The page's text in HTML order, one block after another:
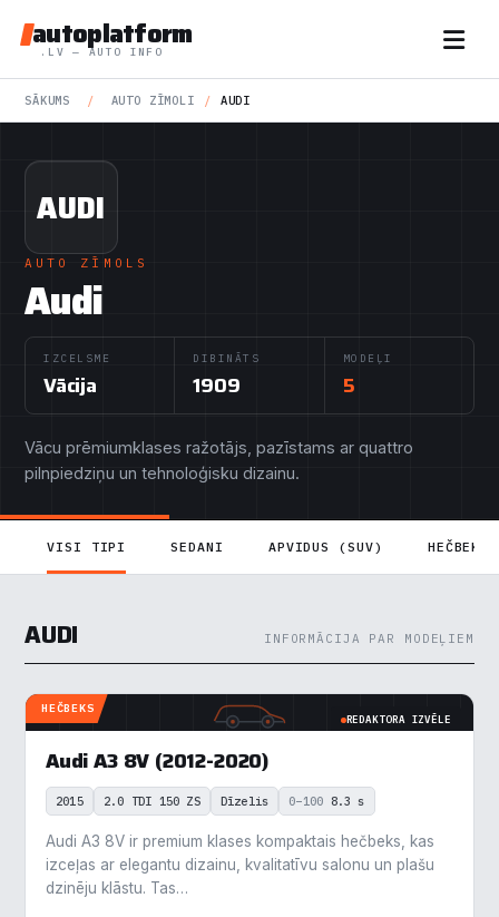
autoplatform
.LV — AUTO INFO
SĀKUMS / AUTO ZĪMOLI / AUDI
AUDI
AUTO ZĪMOLS
Audi
IZCELSME
Vācija
DIBINĀTS
1909
MODEĻI
5
Vācu prēmiumklases ražotājs, pazīstams ar quattro
pilnpiedziņu un tehnoloģisku dizainu.
VISI TIPI SEDANI APVIDUS (SUV) HEČBEKI
AUDI INFORMĀCIJA PAR MODEĻIEM
HEČBEKS
REDAKTORA IZVĒLE
Audi A3 8V (2012-2020)
2015 2.0 TDI 150 ZS Dīzelis 0–100 8.3 s
Audi A3 8V ir premium klases kompaktais hečbeks, kas
izceļas ar elegantu dizainu, kvalitatīvu salonu un plašu
dzinēju klāstu. Tas…